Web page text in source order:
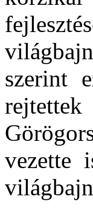
szerint
vezette